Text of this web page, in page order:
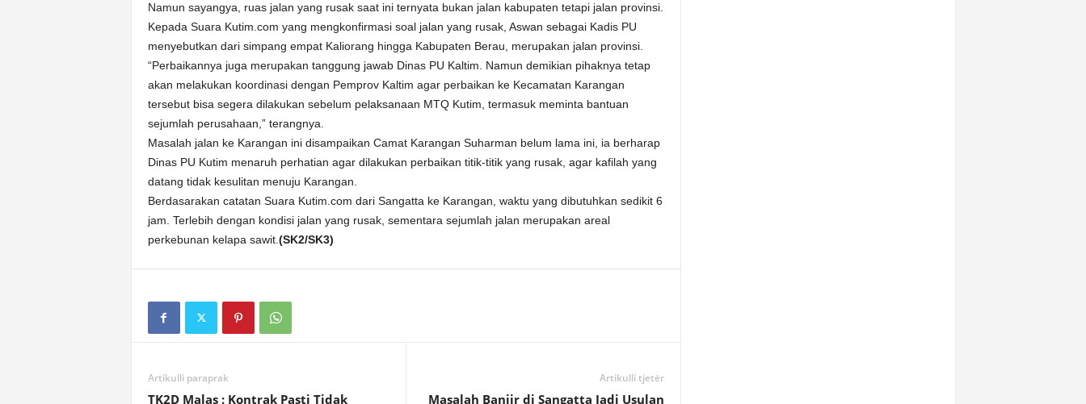
Namun sayangya, ruas jalan yang rusak saat ini ternyata bukan jalan kabupaten tetapi jalan provinsi.
Kepada Suara Kutim.com yang mengkonfirmasi soal jalan yang rusak, Aswan sebagai Kadis PU
menyebutkan dari simpang empat Kaliorang hingga Kabupaten Berau, merupakan jalan provinsi.
“Perbaikannya juga merupakan tanggung jawab Dinas PU Kaltim. Namun demikian pihaknya tetap
akan melakukan koordinasi dengan Pemprov Kaltim agar perbaikan ke Kecamatan Karangan
tersebut bisa segera dilakukan sebelum pelaksanaan MTQ Kutim, termasuk meminta bantuan
sejumlah perusahaan,” terangnya.
Masalah jalan ke Karangan ini disampaikan Camat Karangan Suharman belum lama ini, ia berharap
Dinas PU Kutim menaruh perhatian agar dilakukan perbaikan titik-titik yang rusak, agar kafilah yang
datang tidak kesulitan menuju Karangan.
Berdasarakan catatan Suara Kutim.com dari Sangatta ke Karangan, waktu yang dibutuhkan sedikit 6
jam. Terlebih dengan kondisi jalan yang rusak, sementara sejumlah jalan merupakan areal
perkebunan kelapa sawit. (SK2/SK3)
Artikulli paraprak
TK2D Malas : Kontrak Pasti Tidak
Artikulli tjetër
Masalah Banjir di Sangatta Jadi Usulan